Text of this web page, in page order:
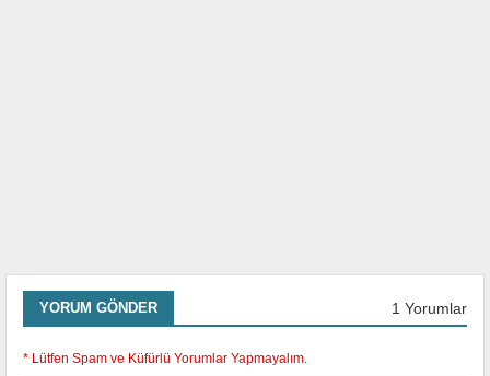
YORUM GÖNDER 1 Yorumlar
* Lütfen Spam ve Küfürlü Yorumlar Yapmayalım.